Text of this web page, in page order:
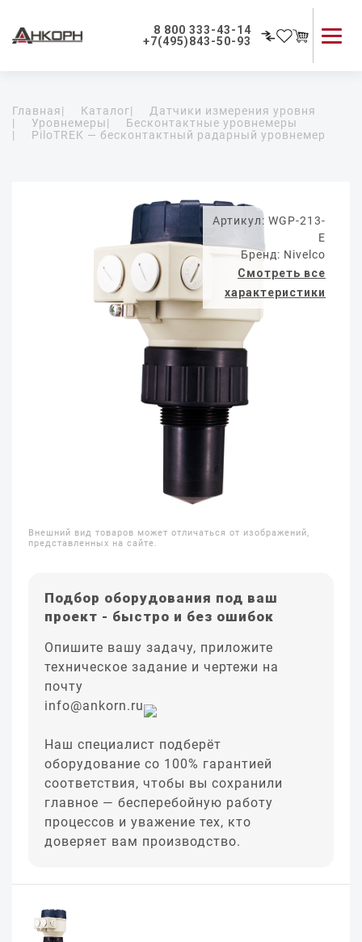
8 800 333-43-14
+7(495)843-50-93
Применение приборов
Как мы работаем
Главная| Каталог|
Датчики измерения уровня
|
Уровнемеры|
Бесконтактные уровнемеры
|
PiloTREK — бесконтактный радарный уровнемер
Артикул: WGP-213-
E
Бренд: Nivelco
Смотреть все
характеристики
Внешний вид товаров может отличаться от изображений,
представленных на сайте.
Подбор оборудования под ваш
проект - быстро и без ошибок
Опишите вашу задачу, приложите
техническое задание и чертежи на
почту
info@ankorn.ru
Наш специалист подберёт
оборудование со 100% гарантией
соответствия, чтобы вы сохранили
главное — бесперебойную работу
процессов и уважение тех, кто
доверяет вам производство.